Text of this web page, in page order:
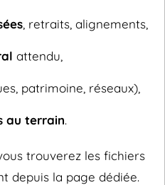
, retraits, alignements,
attendu,
patrimoine, réseaux),
au terrain.
trouverez les fichiers
depuis la page dédiée.